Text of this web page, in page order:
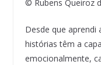
© Rubens Queiroz
Desde que aprendi
histórias têm a
emocionalmente,